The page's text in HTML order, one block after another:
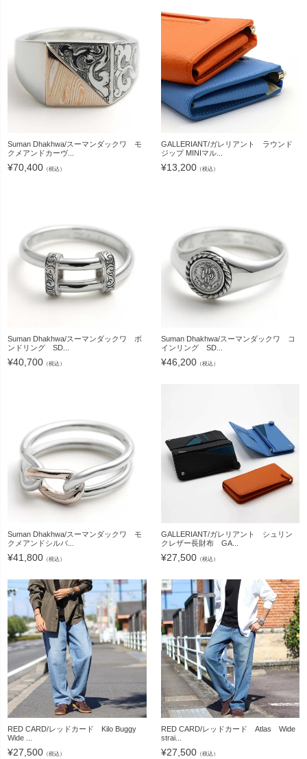
Suman Dhakhwa/スーマンダックワ モ
クメアンドカーヴ...
¥70,400 （税込）
GALLERIANT/ガレリアント ラウンド
ジップ MINIマル...
¥13,200（税込）
Suman Dhakhwa/スーマンダックワ ボ
ンドリング SD...
¥40,700 （税込）
Suman Dhakhwa/スーマンダックワ コ
インリング SD...
¥46,200（税込）
Suman Dhakhwa/スーマンダックワ モ
クメアンドシルバ...
¥41,800 （税込）
GALLERIANT/ガレリアント シュリン
クレザー長財布 GA...
¥27,500（税込）
RED CARD/レッドカード Kilo Buggy
Wide ...
¥27,500 （税込）
RED CARD/レッドカード Atlas Wide
strai...
¥27,500（税込）